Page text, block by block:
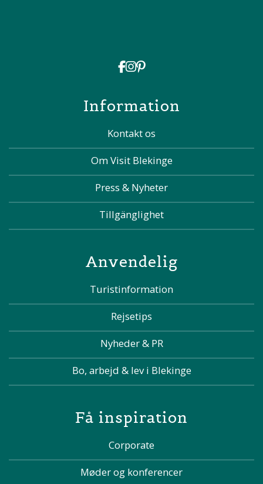
Information
Kontakt os
Om Visit Blekinge
Press & Nyheter
Tillgänglighet
Anvendelig
Turistinformation
Rejsetips
Nyheder & PR
Bo, arbejd & lev i Blekinge
Få inspiration
Corporate
Møder og konferencer